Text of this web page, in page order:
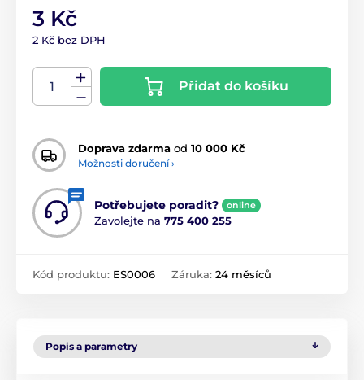
3 Kč
2 Kč bez DPH
Přidat do košíku
Doprava zdarma od 10 000 Kč
Možnosti doručení ›
Potřebujete poradit? online
Zavolejte na 775 400 255
Kód produktu: ES0006 Záruka: 24 měsíců
Popis a parametry